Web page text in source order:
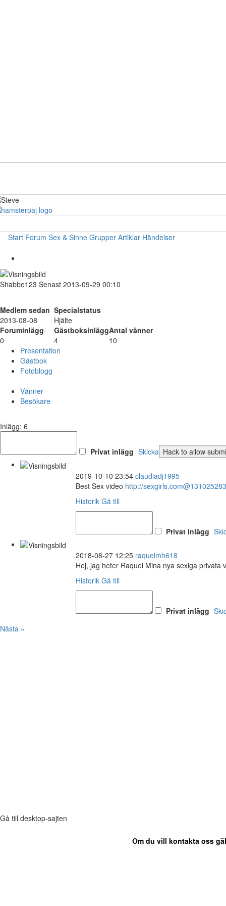
Start Forum Sex & Sinne Grupper Artiklar Händelser
Shabbe123 Senast 2013-09-29 00:10
Medlem sedan Specialstatus
2013-08-08
Hjälte
Foruminlägg
GästboksinläggAntal vänner
0
4
10
Presentation
Gästbok
Fotoblogg
Vänner
Besökare
Inlägg: 6
Privat inlägg Skicka
2019-10-10 23:54 claudiadj1995
Best Sex video http://
Historik Gå till
Privat inlägg
2018-08-27 12:25 raquelmh618
Hej, jag heter Raquel Mina nya sexiga privata
Historik Gå till
Privat inlägg
Nästa »
Gå till desktop-sajten
Om du vill kontakta oss